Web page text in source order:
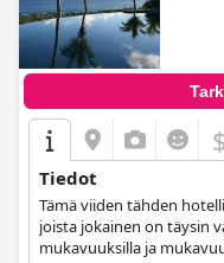
Tiedot
Tämä viiden tähden
joista jokainen on täysin
mukavuuksilla ja